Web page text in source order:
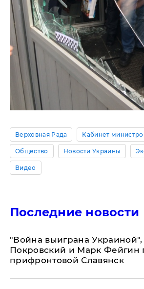
Верховная Рада Кабинет
Общество Новости Украины
Видео
Последние новости
"Война выиграна Украиной",
Покровский и Марк Фейгин
прифронтовой Славянск